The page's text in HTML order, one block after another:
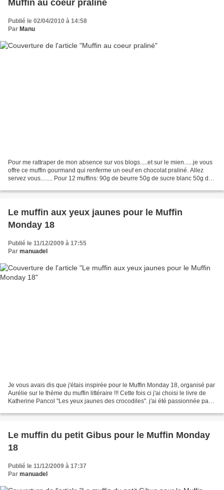
Muffin au coeur praliné
Publié le 02/04/2010 à 14:58
Par Manu
Pour me rattraper de mon absence sur vos blogs.....et sur le mien......je vous
offre ce muffin gourmand qui renferme un oeuf en chocolat praliné. Allez
servez vous........ Pour 12 muffins: 90g de beurre 50g de sucre blanc 50g de
Le muffin aux yeux jaunes pour le Muffin
Monday 18
Publié le 11/12/2009 à 17:55
Par manuadel
Je vous avais dis que j'étais inspirée pour le Muffin Monday 18, organisé par
Aurélie sur le thème du muffin littéraire !!! Cette fois ci j'ai choisi le livre de
Katherine Pancol "Les yeux jaunes des crocodiles". j'ai été passionnée par
Le muffin du petit Gibus pour le Muffin Monday
18
Publié le 11/12/2009 à 17:37
Par manuadel